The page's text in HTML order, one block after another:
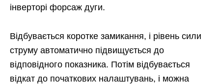
інверторі форсаж дуги.
Відбувається коротке замикання, і рівень сили
струму автоматично підвищується до
відповідного показника. Потім відбувається
відкат до початкових налаштувань, і можна